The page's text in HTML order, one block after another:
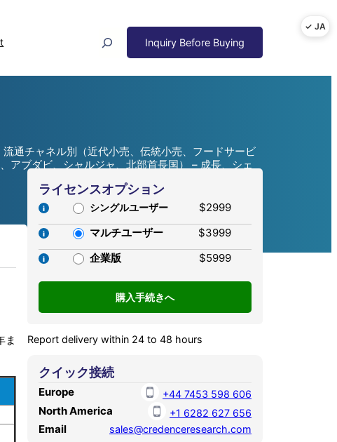
通チャネル別（近代小売、伝統小売、フードサービ
アブダビ、シャルジャ、北部首長国） – 成長、シェ
ま
ライセンスオプション
シングルユーザー
$2999
マルチユーザー
$3999
企業版
$5999
Report delivery within 24 to 48 hours
クイック接続
Europe +44 7453 598 606
North America +1 6282 627 656
Email sales@credenceresearch.com